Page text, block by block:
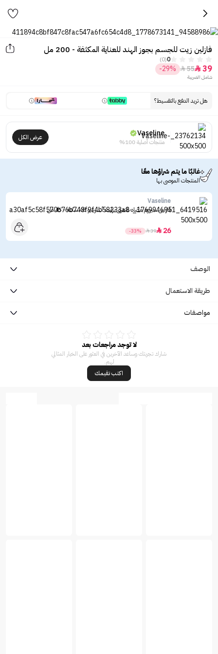
فازلين زيت للجسم بجوز الهند للعناية المكثفة - 200 مل
0
(0)
39

55

-29%
شامل الضريبة
هل تريد الدفع بالتقسيط؟
Vaseline
منتجات أصلية 100%
عرض الكل
غالبًا ما يتم شراؤها معًا
المنتجات الموصى بها
Vaseline
فازلين سيروم مضاد للتعرق برايت أند رينيو 48 ساعة - 45 مل
26

39

-33%
الوصف
طريقة الاستعمال
مواصفات
لا توجد مراجعات بعد
شارك تجربتك وساعد الآخرين في العثور على الخيار المثالي
لهم.
اكتب تقيمك